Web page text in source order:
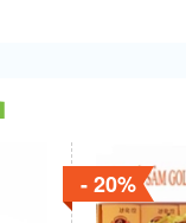
- 20%